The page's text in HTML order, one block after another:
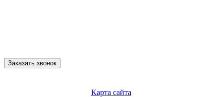
Заказать звонок
Карта сайта